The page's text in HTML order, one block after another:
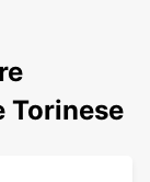
Torinese